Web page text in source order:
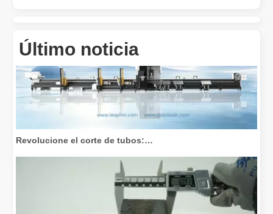
Último noticia
Revolucione el corte de tubos: cómo las máquinas cortadoras de tubos por láser transforman la fabricación